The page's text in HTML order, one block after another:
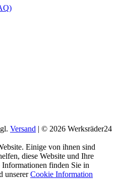
Versand | © 2026 Werksräder24
Einige von ihnen sind
diese Website und Ihre
Informationen finden Sie in
unsererCookie Information